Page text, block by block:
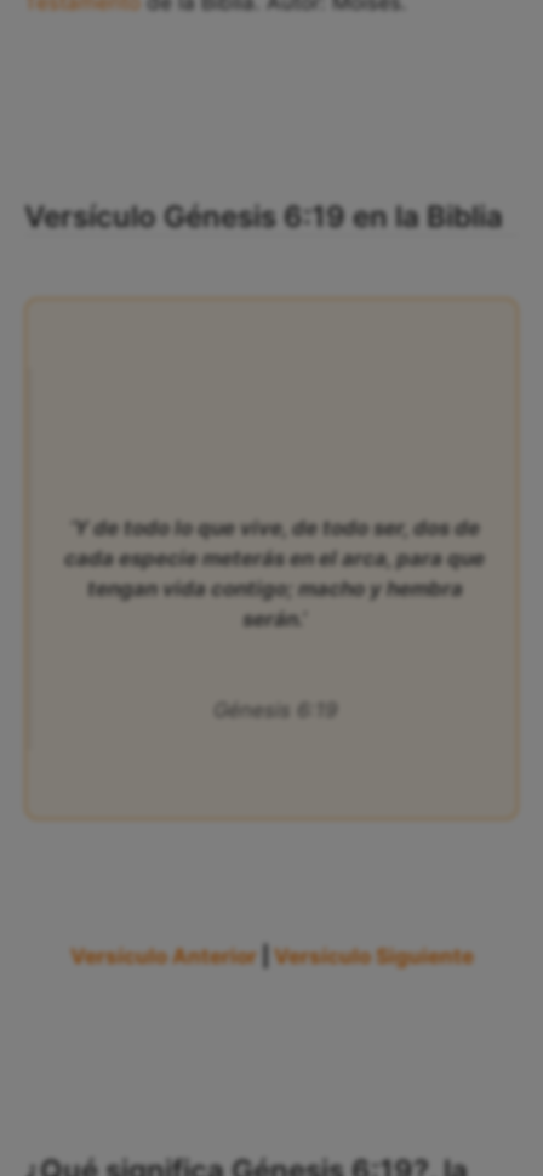
Versículo Génesis 6:19 en la Biblia
‘Y de todo lo que vive, de todo ser, dos de
cada especie meterás en el arca, para que
tengan vida contigo; macho y hembra
serán.’
Génesis 6:19
Versículo Anterior Versículo Siguiente